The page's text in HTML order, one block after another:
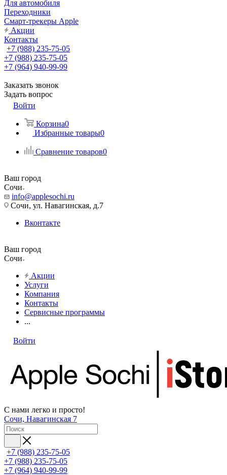
Для автомобиля
Переходники
Смарт-трекеры Apple
Акции
Контакты
+7 (988) 235-75-05
+7 (988) 235-75-05
+7 (964) 940-99-99
Заказать звонок
Задать вопрос
Войти
Корзина0
Избранные товары0
Сравнение товаров0
Ваш город
Сочи
info@applesochi.ru
Сочи, ул. Навагинская, д.7
Вконтакте
Ваш город
Сочи
Акции
Услуги
Компания
Контакты
Сервисные программы
...
Войти
С нами легко и просто!
Сочи, Навагинская 7
+7 (988) 235-75-05
+7 (988) 235-75-05
+7 (964) 940-99-99